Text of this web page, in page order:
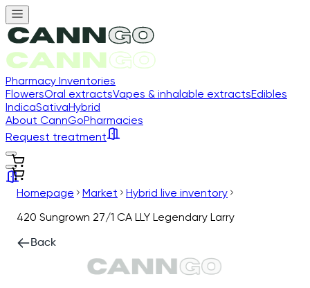
Pharmacy Inventories
FlowersOral extractsVapes & inhalable extractsEdibles
IndicaSativaHybrid
About CannGoPharmacies
Request treatment
Homepage Market
Hybrid live inventory
420 Sungrown 27/1 CA LLY Legendary Larry
Back